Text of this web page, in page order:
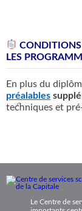
CONDITIONS
LES
En plus du
préalables
techniques et
Le Centre de